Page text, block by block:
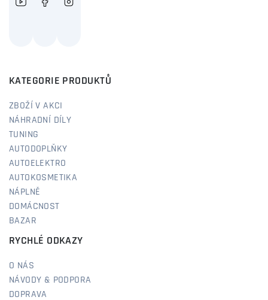
KATEGORIE PRODUKTŮ
ZBOŽÍ V AKCI
NÁHRADNÍ DÍLY
TUNING
AUTODOPLŇKY
AUTOELEKTRO
AUTOKOSMETIKA
NÁPLNĚ
DOMÁCNOST
BAZAR
RYCHLÉ ODKAZY
O NÁS
NÁVODY & PODPORA
DOPRAVA